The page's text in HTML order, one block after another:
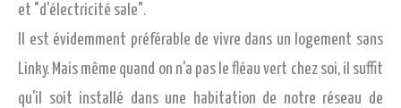
et "d'électricité sale".
Il est évidemment préférable de vivre dans un logement sans
Linky. Mais même quand on n'a pas le fléau vert chez soi, il suffit
qu'il soit installé dans une habitation de notre réseau de